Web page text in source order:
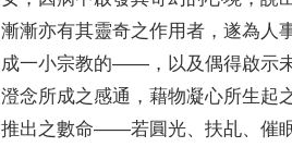
漸漸亦有其靈奇之作用者 ，遂為人
成一小宗教的——， 以及偶得啟示
澄念所成之感通 ，藉物凝心所生起
推出之數命——若圓光、扶乩、催